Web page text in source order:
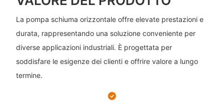
La pompa schiuma orizzontale offre elevate prestazioni e
durata, rappresentando una soluzione conveniente per
diverse applicazioni industriali. È progettata per
soddisfare le esigenze dei clienti e offrire valore a lungo
termine.